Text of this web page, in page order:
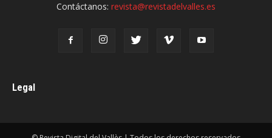
Contáctanos: revista@revistadelvalles.es
Legal